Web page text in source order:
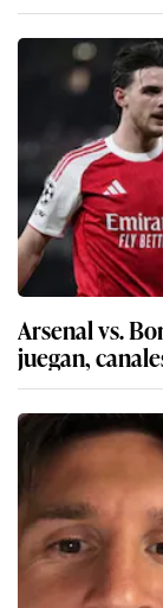
Arsenal vs.
juegan,